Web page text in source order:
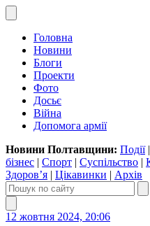
Головна
Новини
Блоги
Проекти
Фото
Досьє
Війна
Допомога армії
Новини Полтавщини: Події|
бізнес | Спорт | Суспільство |
Здоров’я | Цікавинки | Архів
12 жовтня 2024, 20:06